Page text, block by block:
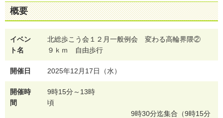
概要
イベン
ト名
北総歩こう会１２月一般例会 変わる高輪界隈②
９ｋｍ 自由歩行
開催日 2025年12月17日（水）
開催時
間
9時15分～13時
頃
9時30分迄集合（9時15分